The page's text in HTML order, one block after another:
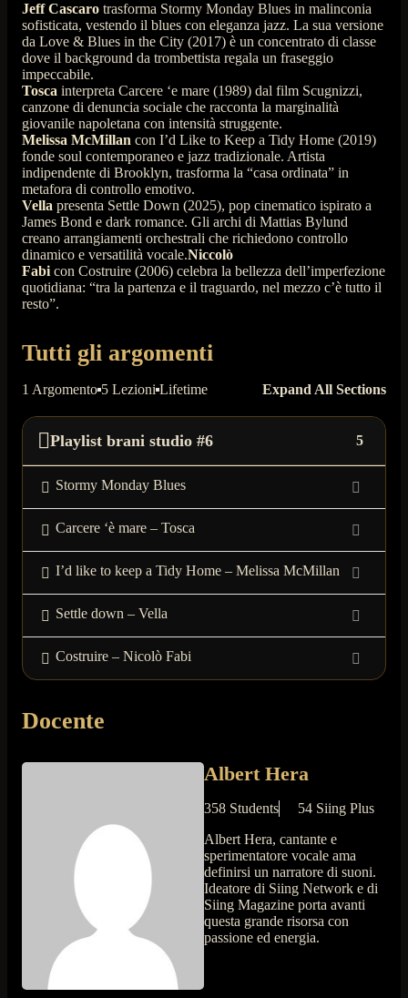
Jeff Cascaro trasforma Stormy Monday Blues in malinconia
sofisticata, vestendo il blues con eleganza jazz. La sua versione
da Love & Blues in the City (2017) è un concentrato di classe
dove il background da trombettista regala un fraseggio
impeccabile.​​
Tosca interpreta Carcere ‘e mare (1989) dal film Scugnizzi,
canzone di denuncia sociale che racconta la marginalità
giovanile napoletana con intensità struggente.​​
Melissa McMillan con I’d Like to Keep a Tidy Home (2019)
fonde soul contemporaneo e jazz tradizionale. Artista
indipendente di Brooklyn, trasforma la “casa ordinata” in
metafora di controllo emotivo.​
Vella presenta Settle Down (2025), pop cinematico ispirato a
James Bond e dark romance. Gli archi di Mattias Bylund
creano arrangiamenti orchestrali che richiedono controllo
dinamico e versatilità vocale.​​Niccolò
Fabi con Costruire (2006) celebra la bellezza dell’imperfezione
quotidiana: “tra la partenza e il traguardo, nel mezzo c’è tutto il
resto”.
Tutti gli argomenti
1 Argomento 5 Lezioni Lifetime Expand All Sections
Playlist brani studio #6 5
Stormy Monday Blues
Carcere ‘è mare – Tosca
I’d like to keep a Tidy Home – Melissa McMillan
Settle down – Vella
Costruire – Nicolò Fabi
Docente
Albert Hera
358 Students
54 Siing Plus
Albert Hera, cantante e
sperimentatore vocale ama
definirsi un narratore di suoni.
Ideatore di Siing Network e di
Siing Magazine porta avanti
questa grande risorsa con
passione ed energia.